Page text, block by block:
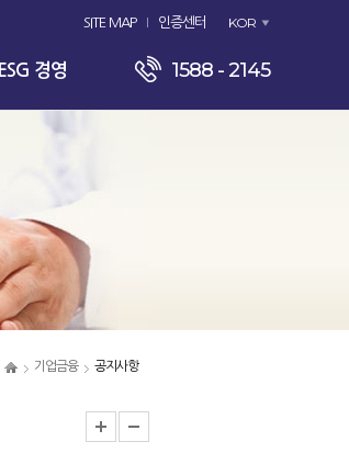
SITE MAP 인증센터 KOR
ESG 경영 1588 - 2145
기업금융 공지사항